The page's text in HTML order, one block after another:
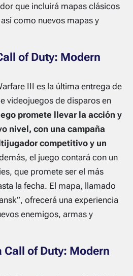
que incluirá mapas clásicos
como nuevos mapas y
of Duty: Modern
III es la última entrega de
videojuegos de disparos en
promete llevar la acción y
nivel, con una campaña
competitivo y un
el juego contará con un
que promete ser el más
la fecha. El mapa, llamado
ofrecerá una experiencia
enemigos, armas y
Call of Duty: Modern